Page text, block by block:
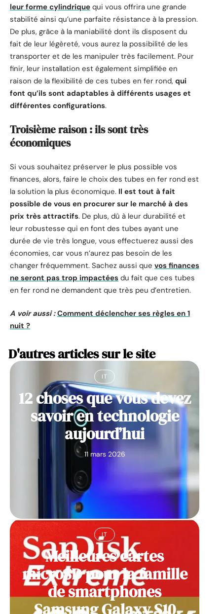
leur forme cylindrique qui vous offrira une grande
stabilité ainsi qu’une parfaite résistance à la pression.
De plus, grâce à la maniabilité dont ils disposent du
fait de leur légèreté, vous aurez la possibilité de les
transporter et de les manipuler très facilement. Pour
finir, leur installation est également simplifiée en
raison de la flexibilité de ces tubes en fer rond, qui
font qu’ils sont adaptables à différents usages et
différentes configurations.
Troisième raison : ils sont très
économiques
Si vous souhaitez préserver le plus possible vos
finances, alors, faire le choix des tubes en fer rond est
la solution la plus économique. Il est tout à fait
possible de vous en procurer sur le marché à des
prix très attractifs. De plus, dû à leur durabilité et
leur robustesse qui en font des tubes ayant une
durée de vie très longue, vous effectuerez aussi des
économies, car vous n’aurez pas besoin de les
changer fréquemment. Sachez aussi que vos finances
ne seront pas trop impactées du fait que ces tubes
en fer rond ne demandent que très peu d’entretien.
A voir aussi : Comment déclencher ses règles en 1
nuit ?
D'autres articles sur le site
IT
12 choses que vous devez
savoir en technologie
aujourd’hui
11 mars 2026
IT
Meilleures cartes
microSD pour la famille
de smartphones